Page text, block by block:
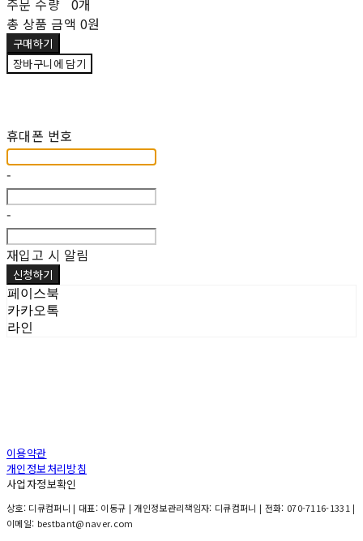
주문 수량 0개
총 상품 금액 0원
구매하기
장바구니에 담기
휴대폰 번호
-
-
재입고 시 알림
신청하기
페이스북
카카오톡
라인
이용약관
개인정보처리방침
사업자정보확인
상호: 디큐컴퍼니 | 대표: 이동규 | 개인정보관리책임자: 디큐컴퍼니 | 전화: 070-7116-1331 |
이메일: bestbant@naver.com